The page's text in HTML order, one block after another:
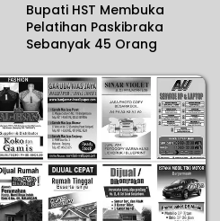
Bupati HST Membuka
Pelatihan Paskibraka
Sebanyak 45 Orang